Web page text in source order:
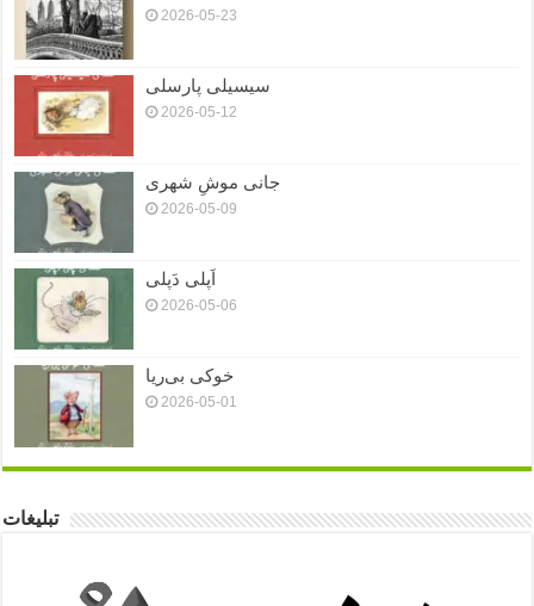
2026-05-23
سیسیلی پارسلی
2026-05-12
جانی موشِ شهری
2026-05-09
اَپلی دَپلی
2026-05-06
خوکی بی‌ریا
2026-05-01
تبلیغات